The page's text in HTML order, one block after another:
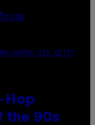
RAPHO VIA GETTY
Hop
the 90s